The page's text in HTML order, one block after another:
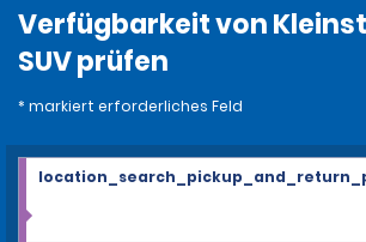
Verfügbarkeit von
SUV prüfen
* markiert erforderliches Feld